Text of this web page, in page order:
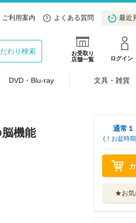
ご利用案内 よくある質問 最近
お受取り
店舗一覧
ログイン
わり検索
DVD・Blu-ray 文具・雑貨
機能 通常
(！お盆時
★お気